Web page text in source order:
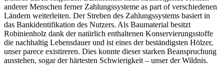
anderer Menschen ferner Zahlungssysteme as part of verschiedenen
Ländern weiterleiten. Der Streben des Zahlungssystems basiert in
das Bankidentifikation des Nutzers. Als Baumaterial besitzt
Robinienholz dank der natürlich enthaltenen Konservierungsstoffe
die nachhaltig Lebensdauer und ist eines der beständigsten Hölzer,
unser parece existireren. Dies konnte dieser starken Beanspruchung
ausstehen, sogar der härtesten Schwierigkeit – unser der Wildnis.